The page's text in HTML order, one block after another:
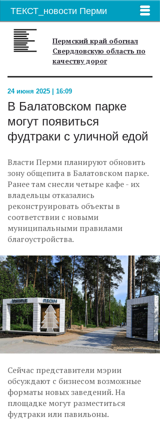
ТЕКСТ_новости Перми
Пермский край обогнал
Свердловскую область по
качеству дорог
24 июня 2025 | 16:09
В Балатовском парке
могут появиться
фудтраки с уличной едой
Власти Перми планируют обновить
зону общепита в Балатовском парке.
Ранее там снесли четыре кафе - их
владельцы отказались
реконструировать объекты в
соответствии с новыми
муниципальными правилами
благоустройства.
Сейчас представители мэрии
обсуждают с бизнесом возможные
форматы новых заведений. На
площадке могут разместиться
фудтраки или павильоны.